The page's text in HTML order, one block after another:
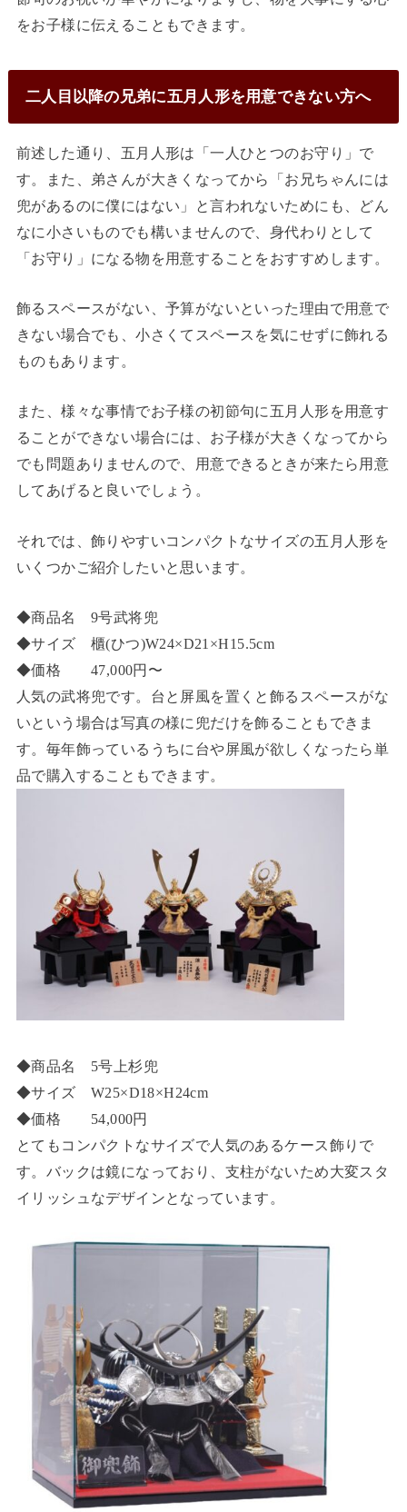
をお子様に伝えることもできます。
二人目以降の兄弟に五月人形を用意できない方へ
前述した通り、五月人形は「一人ひとつのお守り」で
す。また、弟さんが大きくなってから「お兄ちゃんには
兜があるのに僕にはない」と言われないためにも、どん
なに小さいものでも構いませんので、身代わりとして
「お守り」になる物を用意することをおすすめします。
飾るスペースがない、予算がないといった理由で用意で
きない場合でも、小さくてスペースを気にせずに飾れる
ものもあります。
また、様々な事情でお子様の初節句に五月人形を用意す
ることができない場合には、お子様が大きくなってから
でも問題ありませんので、用意できるときが来たら用意
してあげると良いでしょう。
それでは、飾りやすいコンパクトなサイズの五月人形を
いくつかご紹介したいと思います。
◆商品名 9号武将兜
◆サイズ 櫃(ひつ)W24×D21×H15.5cm
◆価格 47,000円〜
人気の武将兜です。台と屏風を置くと飾るスペースがな
いという場合は写真の様に兜だけを飾ることもできま
す。毎年飾っているうちに台や屏風が欲しくなったら単
品で購入することもできます。
◆商品名 5号上杉兜
◆サイズ W25×D18×H24cm
◆価格 54,000円
とてもコンパクトなサイズで人気のあるケース飾りで
す。バックは鏡になっており、支柱がないため大変スタ
イリッシュなデザインとなっています。